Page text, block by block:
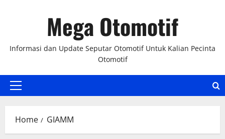
Mega Otomotif
Informasi dan Update Seputar Otomotif Untuk Kalian Pecinta
Otomotif
Primary
Home GIAMM